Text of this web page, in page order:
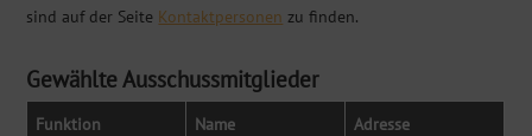
sind auf der Seite Kontaktpersonen zu finden.
Gewählte Ausschussmitglieder
Funktion Name Adresse